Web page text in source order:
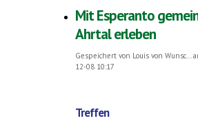
Mit Esperanto
Ahrtal erleben
Gespeichert von Louis von Wunsc...
12-08 10:17
Treffen